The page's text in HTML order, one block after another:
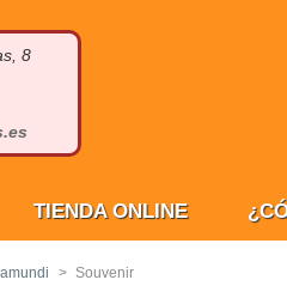
8
TIENDA ONLINE
> Souvenir